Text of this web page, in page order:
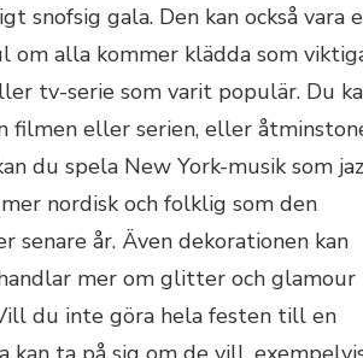
gala. Den kan också vara
om alla kommer klädda som
tv-serie som varit populär. Du
filmen eller serien, eller
du spela New York-musik som
nordisk och folklig som den
år. Även dekorationen kan
mer om glitter och glamour
du inte göra hela festen till en